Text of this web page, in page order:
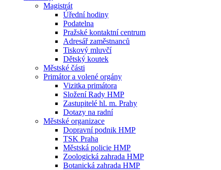
Magistrát
Úřední hodiny
Podatelna
Pražské kontaktní centrum
Adresář zaměstnanců
Tiskový mluvčí
Dětský koutek
Městské části
Primátor a volené orgány
Vizitka primátora
Složení Rady HMP
Zastupitelé hl. m. Prahy
Dotazy na radní
Městské organizace
Dopravní podnik HMP
TSK Praha
Městská policie HMP
Zoologická zahrada HMP
Botanická zahrada HMP